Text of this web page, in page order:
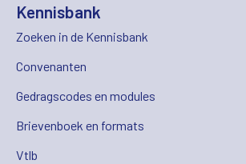
Kennisbank
Zoeken in de Kennisbank
Convenanten
Gedragscodes en modules
Brievenboek en formats
Vtlb